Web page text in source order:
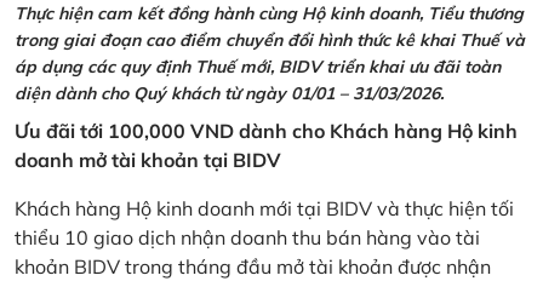
Thực hiện cam kết đồng hành cùng Hộ kinh doanh, Tiểu thương
trong giai đoạn cao điểm chuyển đổi hình thức kê khai Thuế và
áp dụng các quy định Thuế mới, BIDV triển khai ưu đãi toàn
diện dành cho Quý khách từ ngày 01/01 – 31/03/2026.
Ưu đãi tới 100,000 VND dành cho Khách hàng Hộ kinh
doanh mở tài khoản tại BIDV
Khách hàng Hộ kinh doanh mới tại BIDV và thực hiện tối
thiểu 10 giao dịch nhận doanh thu bán hàng vào tài
khoản BIDV trong tháng đầu mở tài khoản được nhận